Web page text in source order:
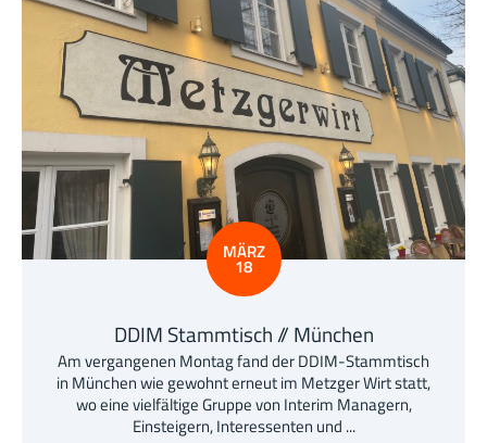
MÄRZ
18
DDIM Stammtisch // München
Am vergangenen Montag fand der DDIM-Stammtisch
in München wie gewohnt erneut im Metzger Wirt statt,
wo eine vielfältige Gruppe von Interim Managern,
Einsteigern, Interessenten und ...